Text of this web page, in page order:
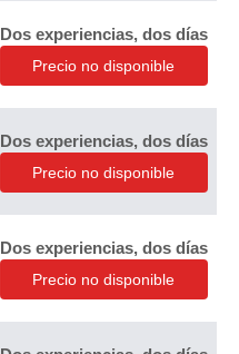
Dos experiencias, dos días
Precio no disponible
Dos experiencias, dos días
Precio no disponible
Dos experiencias, dos días
Precio no disponible